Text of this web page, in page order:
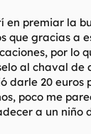
en premiar la
que gracias a
por lo
al chaval de
darle 20 euros
poco me
a un niño